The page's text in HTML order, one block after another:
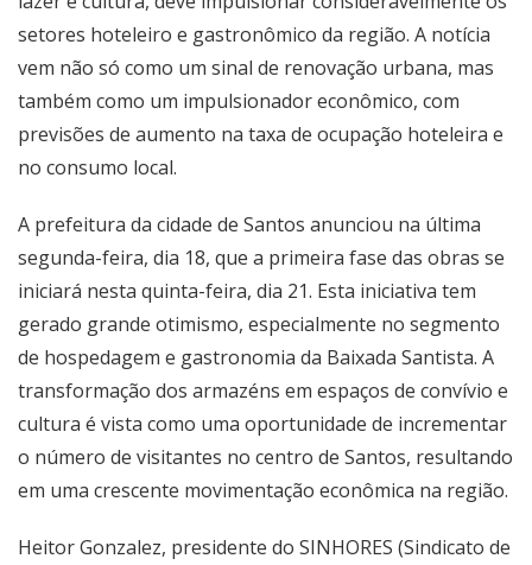
setores hoteleiro e gastronômico da região. A notícia
vem não só como um sinal de renovação urbana, mas
também como um impulsionador econômico, com
previsões de aumento na taxa de ocupação hoteleira e
no consumo local.
A prefeitura da cidade de Santos anunciou na última
segunda-feira, dia 18, que a primeira fase das obras se
iniciará nesta quinta-feira, dia 21. Esta iniciativa tem
gerado grande otimismo, especialmente no segmento
de hospedagem e gastronomia da Baixada Santista. A
transformação dos armazéns em espaços de convívio e
cultura é vista como uma oportunidade de incrementar
o número de visitantes no centro de Santos, resultando
em uma crescente movimentação econômica na região.
Heitor Gonzalez, presidente do SINHORES (Sindicato de